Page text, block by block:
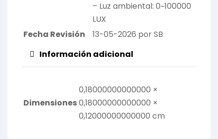
– Luz ambiental: 0~100000
LUX
Fecha Revisión
13-05-2026 por SB
Información adicional
Dimensiones
0,18000000000000 ×
0,18000000000000 ×
0,12000000000000 cm